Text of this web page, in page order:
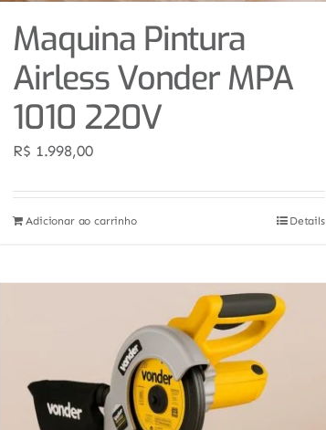
Maquina Pintura
Airless Vonder MPA
1010 220V
R$ 1.998,00
Adicionar ao carrinho Details